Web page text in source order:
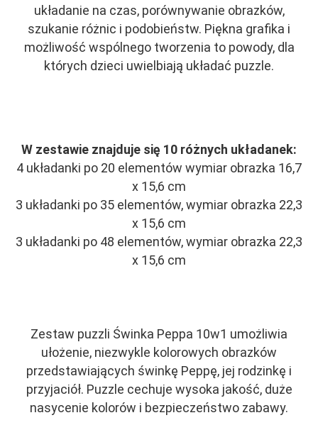
układanie na czas, porównywanie obrazków,
szukanie różnic i podobieństw. Piękna grafika i
możliwość wspólnego tworzenia to powody, dla
których dzieci uwielbiają układać puzzle.
W zestawie znajduje się 10 różnych układanek:
4 układanki po 20 elementów wymiar obrazka 16,7
x 15,6 cm
3 układanki po 35 elementów, wymiar obrazka 22,3
x 15,6 cm
3 układanki po 48 elementów, wymiar obrazka 22,3
x 15,6 cm
Zestaw puzzli Świnka Peppa 10w1 umożliwia
ułożenie, niezwykle kolorowych obrazków
przedstawiających świnkę Peppę, jej rodzinkę i
przyjaciół. Puzzle cechuje wysoka jakość, duże
nasycenie kolorów i bezpieczeństwo zabawy.